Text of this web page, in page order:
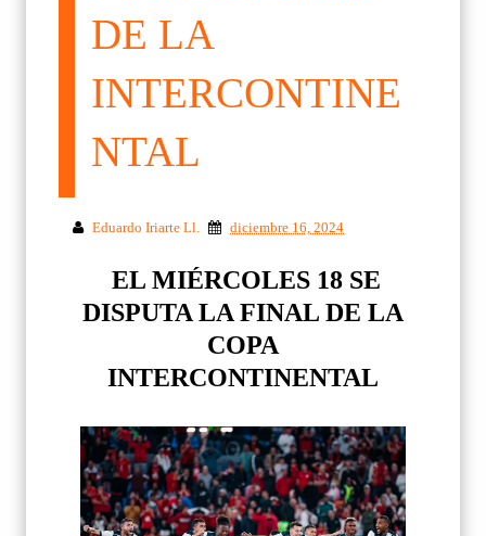
DE LA
INTERCONTINE
NTAL
Eduardo Iriarte Ll. diciembre 16, 2024
EL MIÉRCOLES 18 SE
DISPUTA LA FINAL DE LA
COPA
INTERCONTINENTAL